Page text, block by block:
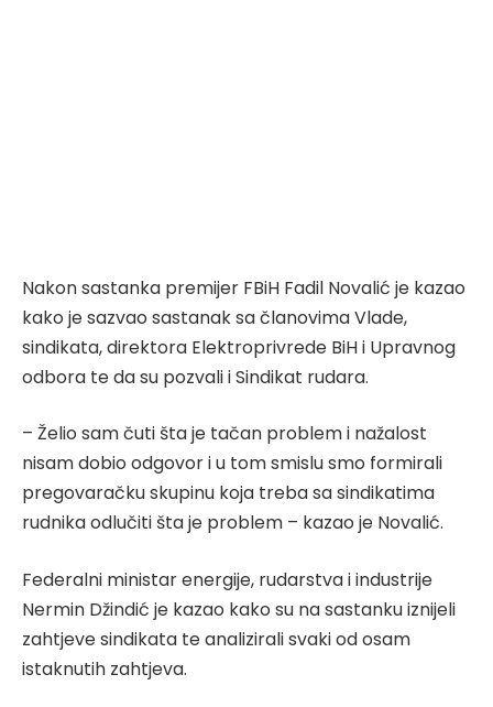
Nakon sastanka premijer FBiH Fadil Novalić je kazao
kako je sazvao sastanak sa članovima Vlade,
sindikata, direktora Elektroprivrede BiH i Upravnog
odbora te da su pozvali i Sindikat rudara.
– Želio sam čuti šta je tačan problem i nažalost
nisam dobio odgovor i u tom smislu smo formirali
pregovaračku skupinu koja treba sa sindikatima
rudnika odlučiti šta je problem – kazao je Novalić.
Federalni ministar energije, rudarstva i industrije
Nermin Džindić je kazao kako su na sastanku iznijeli
zahtjeve sindikata te analizirali svaki od osam
istaknutih zahtjeva.